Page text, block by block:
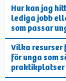
Hur kan jag
lediga jobb
som passar
Vilka
för unga som
praktikplatser